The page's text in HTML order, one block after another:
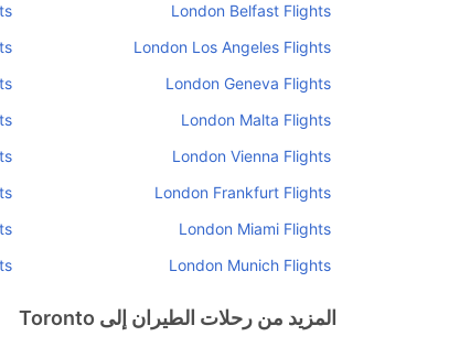
London Belfast Flights
London Los Angeles Flights
London Geneva Flights
London Malta Flights
London Vienna Flights
London Frankfurt Flights
London Miami Flights
London Munich Flights
المزيد من رحلات الطيران إلى Toronto